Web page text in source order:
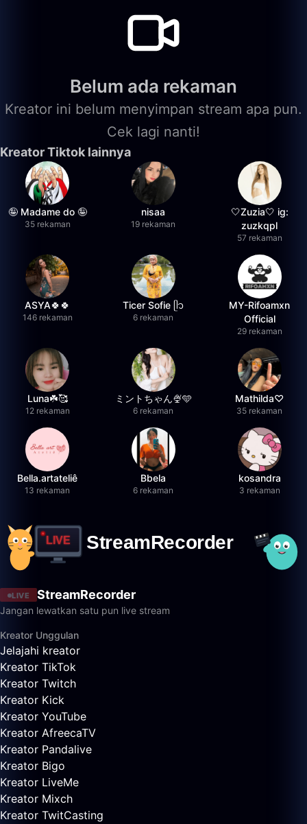
Belum ada rekaman
Kreator ini belum menyimpan stream apa pun.
Cek lagi nanti!
Kreator Tiktok lainnya
🤪 Madame do 🤪
35 rekaman
nisaa
19 rekaman
🤍Zuzia🤍 ig:
zuzkqpl
57 rekaman
ASYA🍀🍀
146 rekaman
Ticer Sofie ᥫ᭡
6 rekaman
MY-Rifoamxn
Official
29 rekaman
Luna☘️🥰
12 rekaman
ミントちゃん🍨🩵
6 rekaman
Mathilda♡︎
35 rekaman
Bella.artateliê
13 rekaman
Bbela
6 rekaman
kosandra
3 rekaman
LIVE StreamRecorder
Jangan lewatkan satu pun live stream
Kreator Unggulan
Jelajahi kreator
Kreator TikTok
Kreator Twitch
Kreator Kick
Kreator YouTube
Kreator AfreecaTV
Kreator Pandalive
Kreator Bigo
Kreator LiveMe
Kreator Mixch
Kreator TwitCasting